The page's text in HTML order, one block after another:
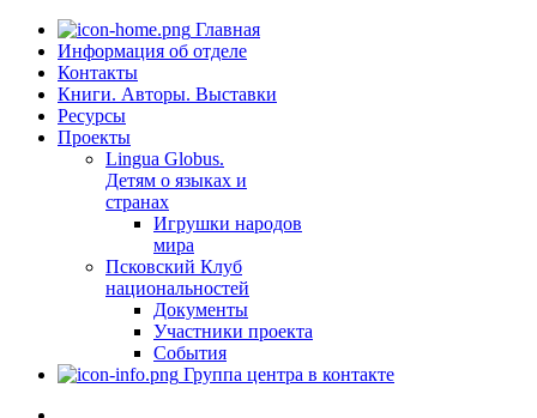
Главная
Информация об отделе
Контакты
Книги. Авторы. Выставки
Ресурсы
Проекты
Lingua Globus.
Детям о языках и
странах
Игрушки народов
мира
Псковский Клуб
национальностей
Документы
Участники проекта
События
Группа центра в контакте